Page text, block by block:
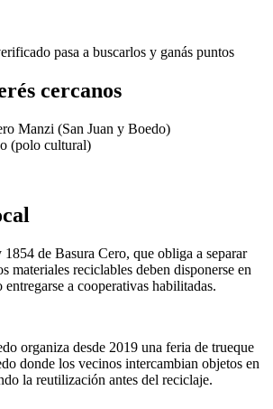
pasa a buscarlos y ganás puntos
cercanos
Manzi (San Juan y Boedo)
(polo cultural)
de Basura Cero, que obliga a separar
materiales reciclables deben disponerse en
entregarse a cooperativas habilitadas.
organiza desde 2019 una feria de trueque
donde los vecinos intercambian objetos en
la reutilización antes del reciclaje.